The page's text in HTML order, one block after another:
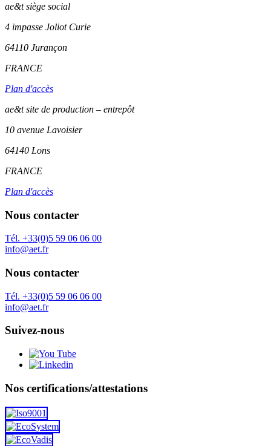
ae&tsiège social
4 impasse Joliot Curie
64110 Jurançon
FRANCE
Plan d'accès
ae&t site de production – entrepôt
10 avenue Lavoisier
64140 Lons
FRANCE
Plan d'accès
Nous contacter
Tél. +33(0)5 59 06 06 00
info@aet.fr
Nous contacter
Tél. +33(0)5 59 06 06 00
info@aet.fr
Suivez-nous
Nos certifications/attestations